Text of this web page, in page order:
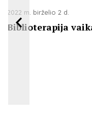
2022 m. birželio 2 d.
Biblioterapija